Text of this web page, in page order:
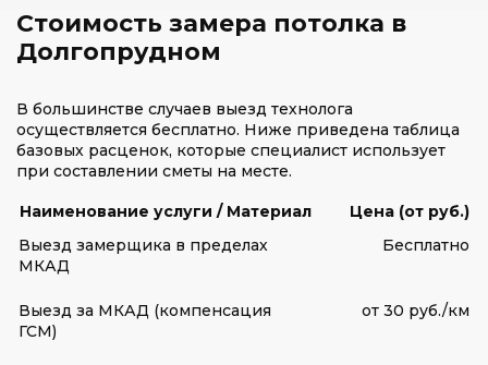
Стоимость замера потолка в
Долгопрудном
В большинстве случаев выезд технолога
осуществляется бесплатно. Ниже приведена таблица
базовых расценок, которые специалист использует
при составлении сметы на месте.
Наименование услуги / Материал
Цена (от руб.)
Выезд замерщика в пределах
МКАД
Бесплатно
Выезд за МКАД (компенсация
ГСМ)
от 30 руб./км